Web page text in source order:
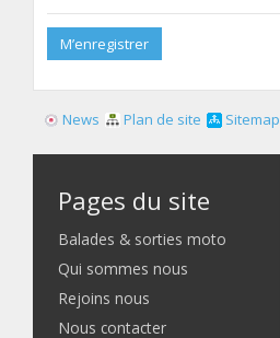
M’enregistrer
News Plan de site
Pages du site
Balades & sorties moto
Qui sommes nous
Rejoins nous
Nous contacter